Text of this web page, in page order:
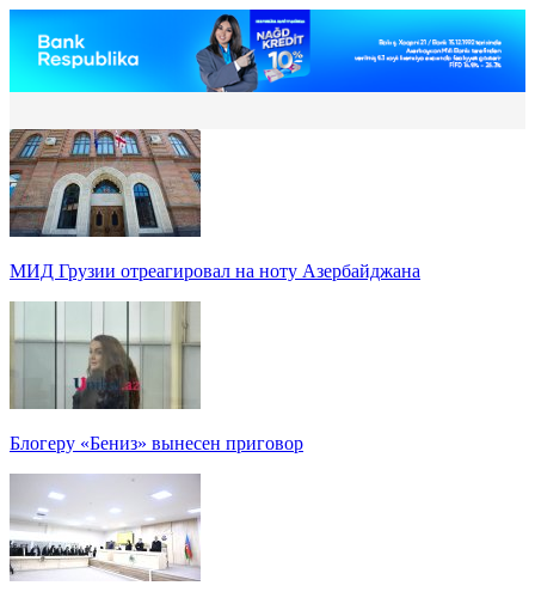
МИД Грузии отреагировал на ноту Азербайджана
Блогеру «Бениз» вынесен приговор